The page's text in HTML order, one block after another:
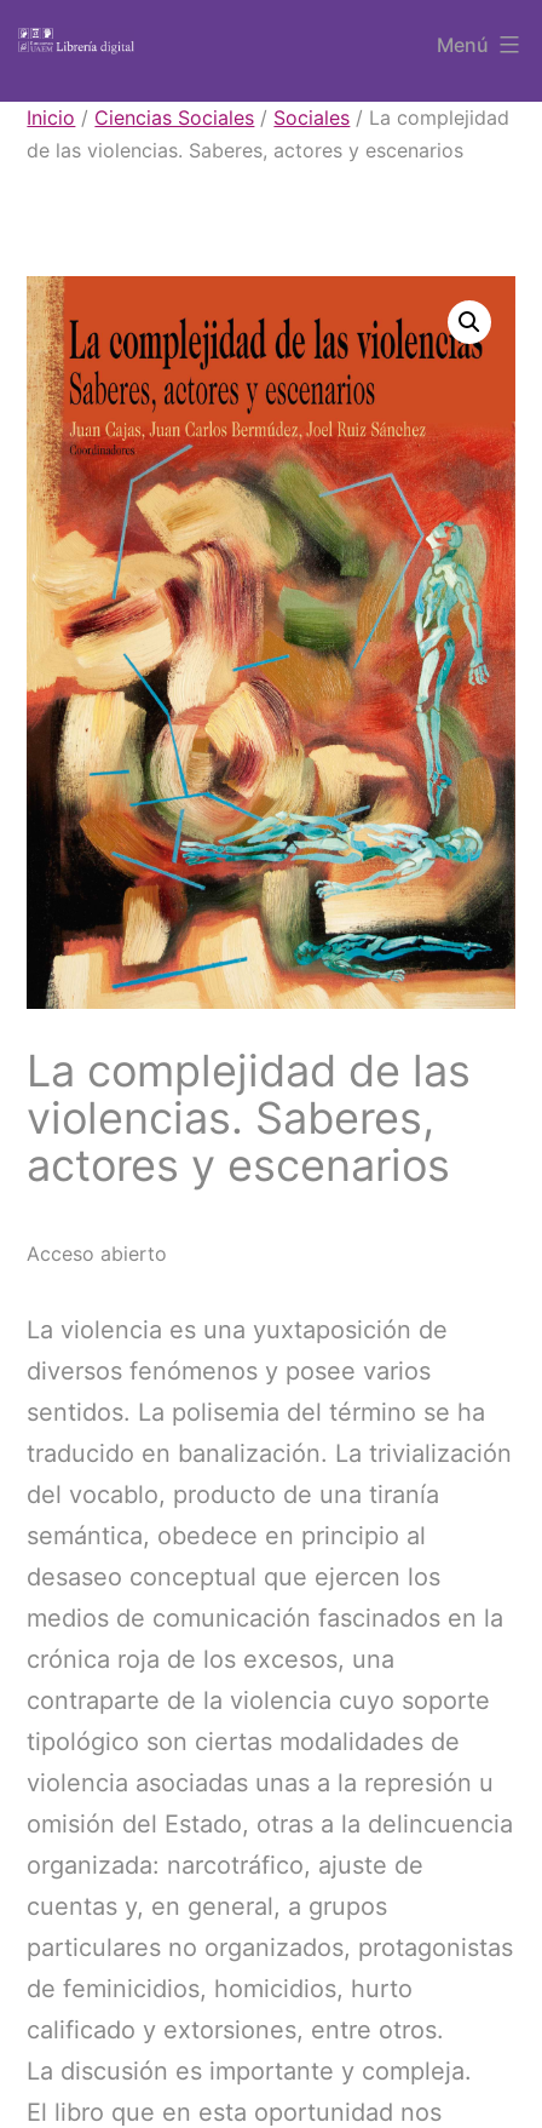
contenido
Libros
UAEM
Menú
Inicio / Ciencias Sociales / Sociales / La complejidad
de las violencias. Saberes, actores y escenarios
La complejidad de las
violencias. Saberes,
actores y escenarios
Acceso abierto
La violencia es una yuxtaposición de
diversos fenómenos y posee varios
sentidos. La polisemia del término se ha
traducido en banalización. La trivialización
del vocablo, producto de una tiranía
semántica, obedece en principio al
desaseo conceptual que ejercen los
medios de comunicación fascinados en la
crónica roja de los excesos, una
contraparte de la violencia cuyo soporte
tipológico son ciertas modalidades de
violencia asociadas unas a la represión u
omisión del Estado, otras a la delincuencia
organizada: narcotráfico, ajuste de
cuentas y, en general, a grupos
particulares no organizados, protagonistas
de feminicidios, homicidios, hurto
calificado y extorsiones, entre otros.
La discusión es importante y compleja.
El libro que en esta oportunidad nos